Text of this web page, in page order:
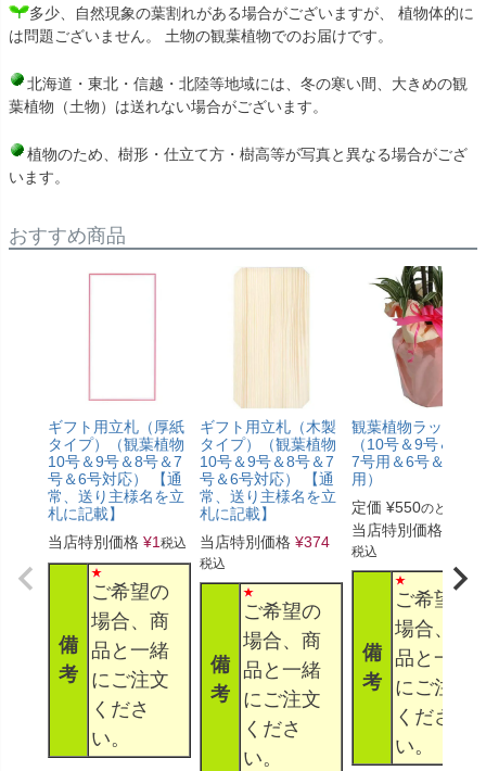
多少、自然現象の葉割れがある場合がございますが、 植物体的に
は問題ございません。 土物の観葉植物でのお届けです。
北海道・東北・信越・北陸等地域には、冬の寒い間、大きめの観
葉植物（土物）は送れない場合がございます。
植物のため、樹形・仕立て方・樹高等が写真と異なる場合がござ
います。
おすすめ商品
ギフト用立札（厚紙
タイプ）（観葉植物
10号＆9号＆8号＆7
号＆6号対応） 【通
常、送り主様名を立
札に記載】
当店特別価格 ¥1 税込
備
考
ご希望の
場合、商
品と一緒
にご注文
くださ
い。
ギフト用立札（木製
タイプ）（観葉植物
10号＆9号＆8号＆7
号＆6号対応） 【通
常、送り主様名を立
札に記載】
当店特別価格 ¥374
税込
備
考
ご希望の
場合、商
品と一緒
にご注文
くださ
い。
観葉植物ラッピン
（10号＆9号＆8号
7号用＆6号＆5号
用）
定価 ¥550のところ
当店特別価格
税込
備
考
ご希望の
場合、商
品と一緒
にご注文
くださ
い。